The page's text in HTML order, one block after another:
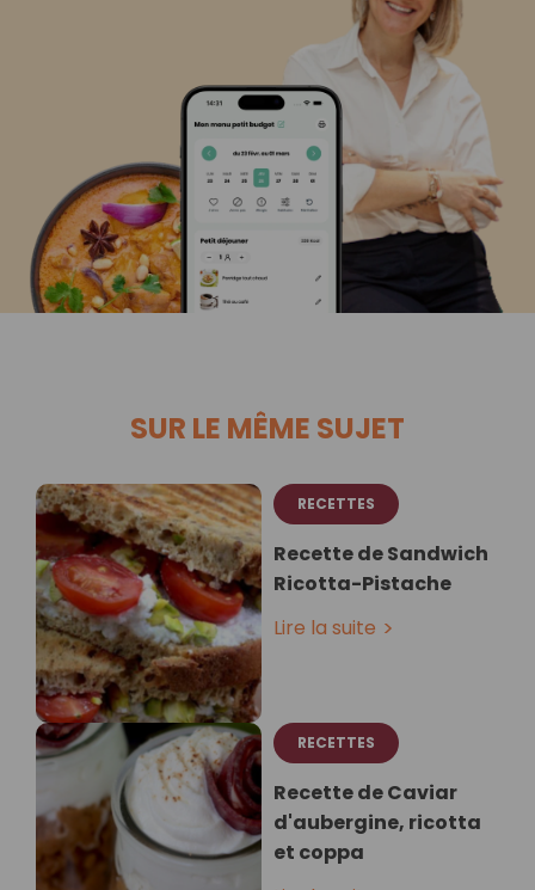
SUR LE MÊME SUJET
RECETTES
Recette de Sandwich
Ricotta-Pistache
Lire la suite
RECETTES
Recette de Caviar
d'aubergine, ricotta
et coppa